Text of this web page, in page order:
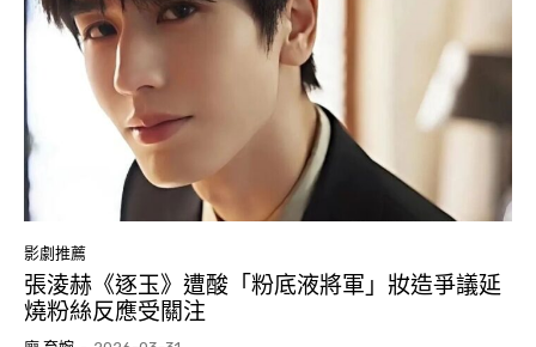
影劇推薦
張淩赫《逐玉》遭酸「粉底液將軍」妝造爭議延
燒粉絲反應受關注